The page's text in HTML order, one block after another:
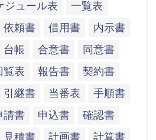
ジュール表
一覧表
依頼書 借用書
内示書
台帳 合意書
同意書
覧表 報告書
契約書
引継書 当番表
手順書
請書 申込書
確認書
見積書 計画書
計算書